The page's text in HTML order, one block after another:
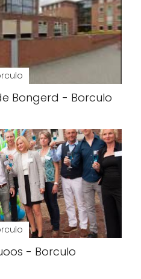
Bongerd - Borculo
- Borculo